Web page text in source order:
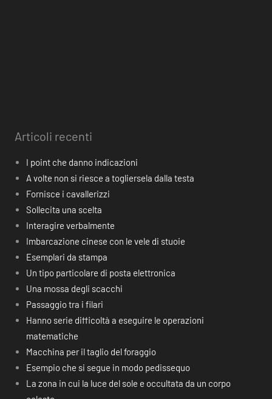
Articoli recenti
I point che danno indicazioni
A volte non si riesce a togliersela dalla testa
Fornisce i cavallerizzi
Sollecita una scelta
Interagire verbalmente
Imbarcazione cinese con le vele di stuoie
Esemplari da stampa
Un tipo particolare di posta elettronica
Una mossa degli scacchi
Passaggio tra i filari
Hanno serie difficoltà a eseguire le operazioni
matematiche
Macchina per il taglio del foraggio
Esempio che si segue in modo pedissequo
La zona in cui la luce del sole e occultata da un corpo